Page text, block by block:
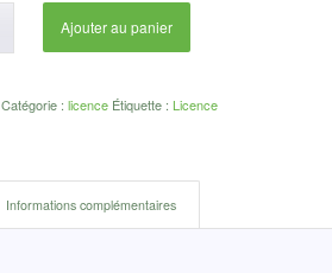
Ajouter au panier
Catégorie :licence Étiquette : Licence
Informations complémentaires